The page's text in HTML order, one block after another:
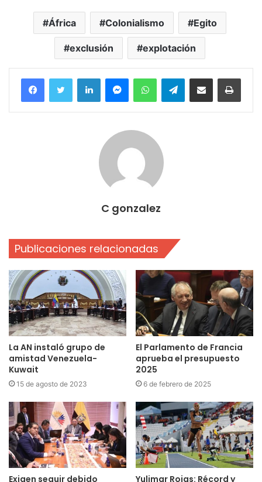
África Colonialismo Egito
exclusión explotación
FacebookTwitter LinkedInMessengerWhatsAppTelegramCompartir por correo electrónico
C gonzalez
Publicaciones relacionadas
La AN instaló grupo de
amistad Venezuela-
Kuwait
15 de agosto de 2023
El Parlamento de Francia
aprueba el presupuesto
2025
6 de febrero de 2025
Exigen seguir debido Yulimar Rojas: Récord y